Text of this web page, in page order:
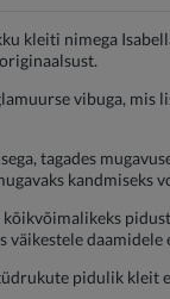
kleiti nimega
vibuga, mis
tagades
kandmiseks
väikestele
pidulik kleit